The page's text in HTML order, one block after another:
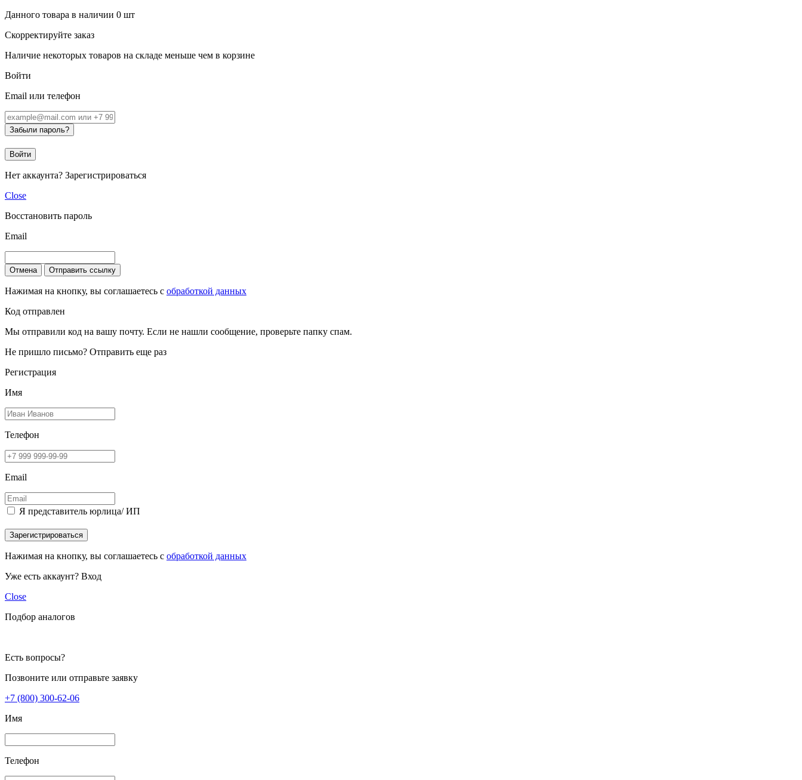
Данного товара в наличии 0 шт
Скорректируйте заказ
Наличие некоторых товаров на складе меньше чем в корзине
Войти
Email или телефон
Забыли пароль?
Войти
Нет аккаунта? Зарегистрироваться
Close
Восстановить пароль
Email
Отмена Отправить ссылку
Нажимая на кнопку, вы соглашаетесь с обработкой данных
Код отправлен
Мы отправили код на вашу почту. Если не нашли сообщение, проверьте папку спам.
Не пришло письмо? Отправить еще раз
Регистрация
Имя
Телефон
Email
Я представитель юрлица/ ИП
Зарегистрироваться
Нажимая на кнопку, вы соглашаетесь с обработкой данных
Уже есть аккаунт? Вход
Close
Подбор аналогов
Есть вопросы?
Позвоните или отправьте заявку
+7 (800) 300-62-06
Имя
Телефон